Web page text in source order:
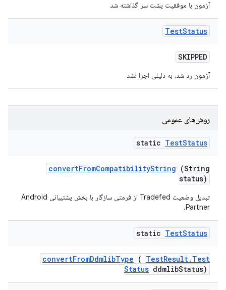
آزمون با موفقیت پشت سر گذاشته شد
TestStatus
SKIPPED
آزمون رد شد، به دلیلی اجرا نشد
روش‌های عمومی
static TestStatus
convertFromCompatibilityString (String
status)
تبدیل وضعیت Tradefed از فرمتی سازگار با بخش پشتیبانی Android
Partner.
static TestStatus
convertFromDdmlibType ( TestResult. Test
Status ddmlibStatus)